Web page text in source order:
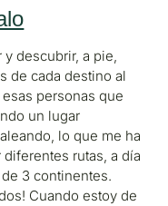
y descubrir, a pie,
de cada destino al
personas que
un lugar
lo que me ha
rutas, a día
3 continentes.
Cuando estoy de